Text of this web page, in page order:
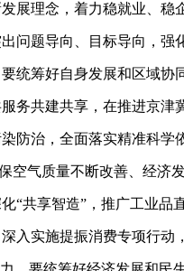
展理念，着力稳就业、稳
问题导向、目标导向，强
统筹好自身发展和区域协
务共建共享，在推进京津
防治，全面落实精准科学
空气质量不断改善、经济
“共享智造”，推广工业品
入实施提振消费专项行动